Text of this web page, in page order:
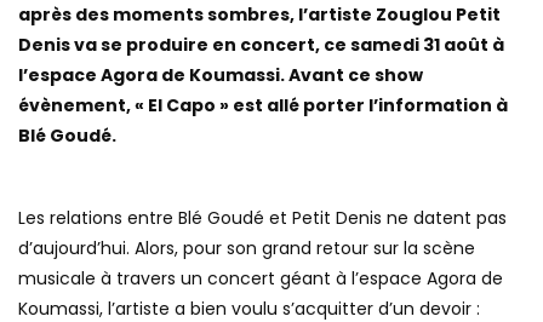
après des moments sombres, l’artiste Zouglou Petit
Denis va se produire en concert, ce samedi 31 août à
l’espace Agora de Koumassi. Avant ce show
évènement, « El Capo » est allé porter l’information à
Blé Goudé.
Les relations entre Blé Goudé et Petit Denis ne datent pas
d’aujourd’hui. Alors, pour son grand retour sur la scène
musicale à travers un concert géant à l’espace Agora de
Koumassi, l’artiste a bien voulu s’acquitter d’un devoir :